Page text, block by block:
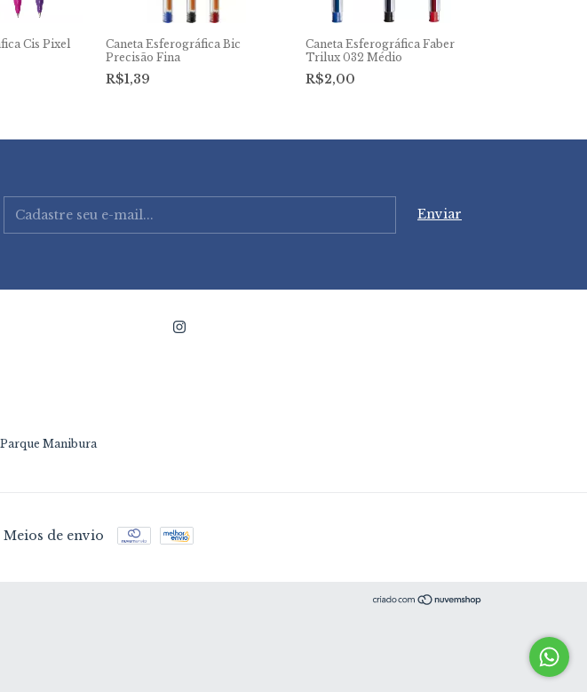
Cis Pixel
Caneta Esferográfica Bic
Precisão Fina
R$1,39
Caneta Esferográfica Faber
Trilux 032 Médio
R$2,00
Manibura
Meios de envio